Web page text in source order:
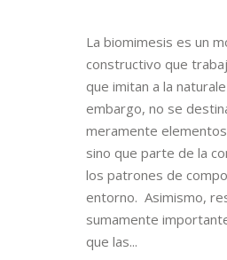
La biomimesis es un
constructivo que
que imitan a la
embargo, no se
meramente
sino que parte de la
los patrones de
entorno. Asimismo,
sumamente
que las...